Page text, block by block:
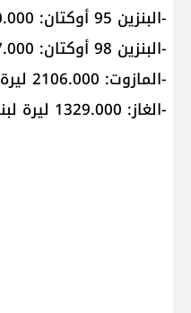
-البنزين 95 أوكتان: 2490.000 ليرة لبنانية
-البنزين 98 أوكتان: 2507.000 ليرة لبنانية
-المازوت: 2106.000 ليرة لبنانية
-الغاز: 1329.000 ليرة لبنانية.